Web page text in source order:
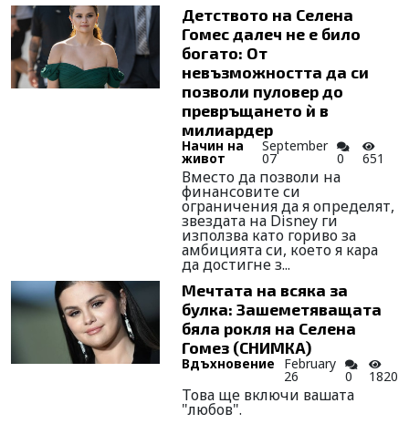
Детството на Селена
Гомес далеч не е било
богато: От
невъзможността да си
позволи пуловер до
превръщането ѝ в
милиардер
Начин на
живот
September
07 0 651
Вместо да позволи на
финансовите си
ограничения да я определят,
звездата на Disney ги
използва като гориво за
амбицията си, което я кара
да достигне з...
Mечтата на всяка за
булка: Зашеметяващата
бяла рокля на Селена
Гомез (СНИМКА)
Вдъхновение February
26 0 1820
Това ще включи вашата
"любов".